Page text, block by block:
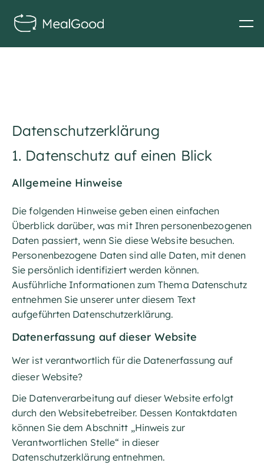
Datenschutz­erklärung
1. Datenschutz auf einen Blick
Allgemeine Hinweise
Die folgenden Hinweise geben einen einfachen
Überblick darüber, was mit Ihren personenbezogenen
Daten passiert, wenn Sie diese Website besuchen.
Personenbezogene Daten sind alle Daten, mit denen
Sie persönlich identifiziert werden können.
Ausführliche Informationen zum Thema Datenschutz
entnehmen Sie unserer unter diesem Text
aufgeführten Datenschutzerklärung.
Datenerfassung auf dieser Website
Wer ist verantwortlich für die Datenerfassung auf
dieser Website?
Die Datenverarbeitung auf dieser Website erfolgt
durch den Websitebetreiber. Dessen Kontaktdaten
können Sie dem Abschnitt „Hinweis zur
Verantwortlichen Stelle“ in dieser
Datenschutzerklärung entnehmen.